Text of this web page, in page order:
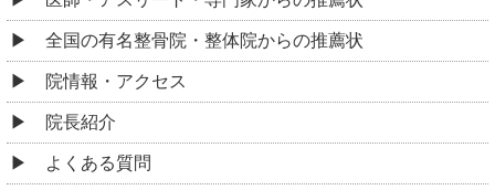
全国の有名整骨院・整体院からの推薦状
院情報・アクセス
院長紹介
よくある質問